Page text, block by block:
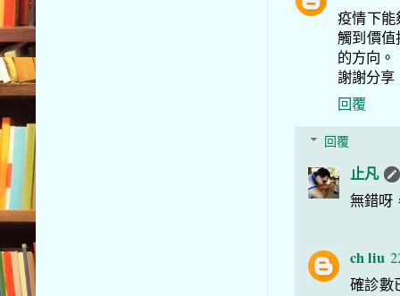
疫情下
觸到價
的方向。
謝謝分享
回覆
回覆
止凡
無錯呀
ch liu
確診數